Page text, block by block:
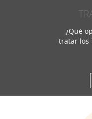
¿Qué
tratar los